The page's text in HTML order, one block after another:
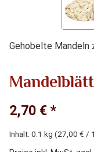
Gehobelte Mandeln
2,70 € *
Inhalt: 0.1 kg (27,00 € /